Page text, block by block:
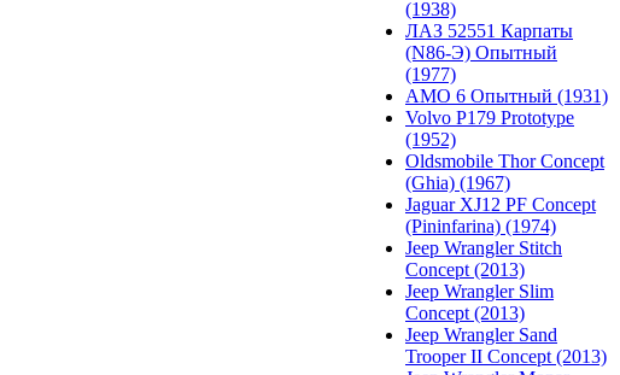
(1938)
ЛАЗ 52551 Карпаты
(N86-Э) Опытный
(1977)
АМО 6 Опытный (1931)
Volvo P179 Prototype
(1952)
Oldsmobile Thor Concept
(Ghia) (1967)
Jaguar XJ12 PF Concept
(Pininfarina) (1974)
Jeep Wrangler Stitch
Concept (2013)
Jeep Wrangler Slim
Concept (2013)
Jeep Wrangler Sand
Trooper II Concept (2013)